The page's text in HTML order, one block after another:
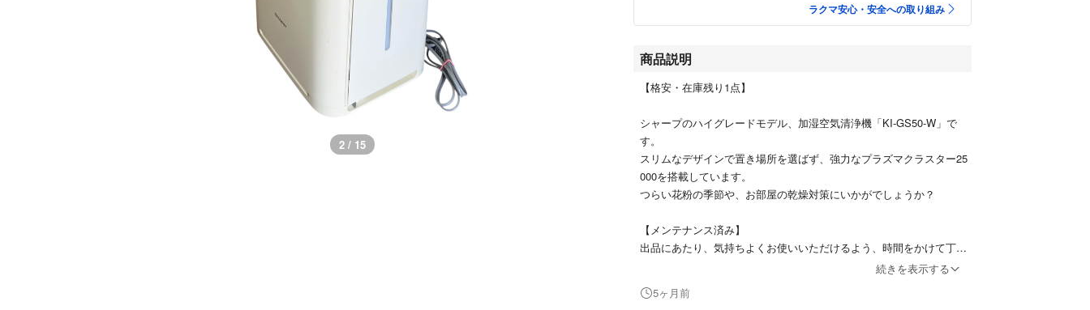
3 / 15
ラクマ安心・安全への取り組み
商品説明
【格安・在庫残り1点】
シャープのハイグレードモデル、加湿空気清浄機「KI-GS50-W」で
す。
スリムなデザインで置き場所を選ばず、強力なプラズマクラスター25
000を搭載しています。
つらい花粉の季節や、お部屋の乾燥対策にいかがでしょうか？
【メンテナンス済み】
出品にあたり、気持ちよくお使いいただけるよう、時間をかけて丁寧
・水タンク：内部洗浄済み
続きを表示する
5ヶ月前